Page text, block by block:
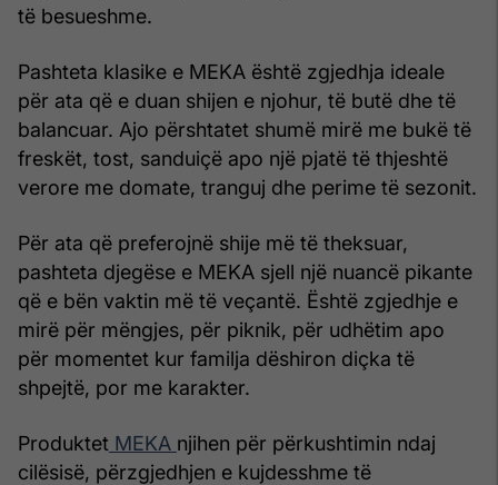
të besueshme.
Pashteta klasike e MEKA është zgjedhja ideale
për ata që e duan shijen e njohur, të butë dhe të
balancuar. Ajo përshtatet shumë mirë me bukë të
freskët, tost, sanduiçë apo një pjatë të thjeshtë
verore me domate, tranguj dhe perime të sezonit.
Për ata që preferojnë shije më të theksuar,
pashteta djegëse e MEKA sjell një nuancë pikante
që e bën vaktin më të veçantë. Është zgjedhje e
mirë për mëngjes, për piknik, për udhëtim apo
për momentet kur familja dëshiron diçka të
shpejtë, por me karakter.
Produktet MEKA njihen për përkushtimin ndaj
cilësisë, përzgjedhjen e kujdesshme të